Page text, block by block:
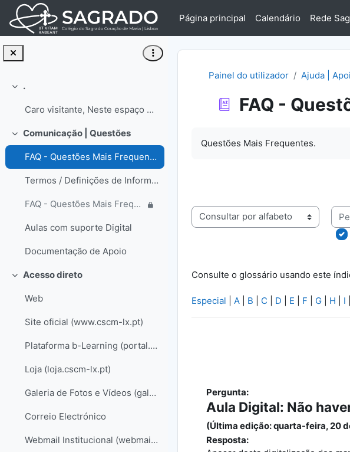
Ir para o conteúdo principal
Página principal
Calendário Rede
Contrair
.
Caro visitante, Neste espaço encontrará informa...
Contrair
Comunicação | Questões
FAQ - Questões Mais Frequentes
Termos / Definições de Informática
FAQ - Questões Mais Frequentes | Colaborador
Aulas com suporte Digital
Documentação de Apoio
Contrair
Acesso direto
Web
Site oficial (www.cscm-lx.pt)
Plataforma b-Learning (portal.cscm-lx.pt)
Loja (loja.cscm-lx.pt)
Galeria de Fotos e Vídeos (galeria.cscm-lx.pt)
Correio Electrónico
Webmail Institucional (webmail.cscm-lx.pt)
Painel do utilizador Ajuda |
FAQ -
Questões Mais Frequentes.
Consulte o glossário usando este
Consulte o glossário usando este
Especial A B C D E F G H I
Pergunta:
Aula Digital: Não
(Última edição: quarta-feira, 20
Resposta: